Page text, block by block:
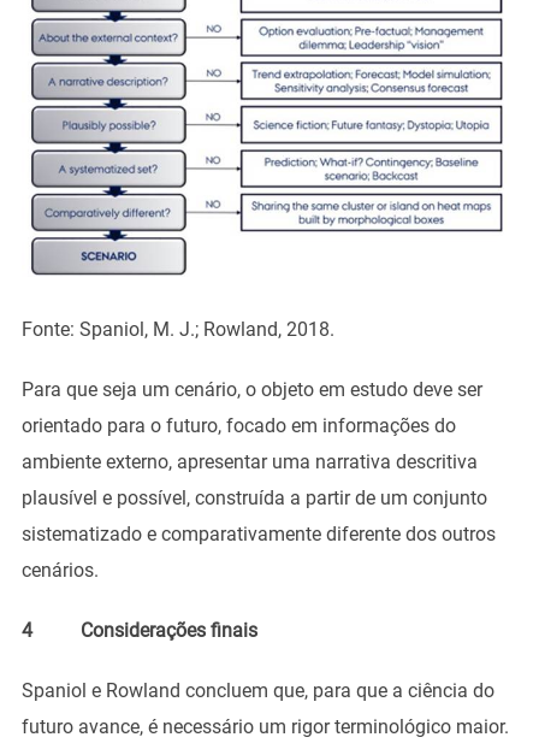
Fonte: Spaniol, M. J.; Rowland, 2018.
Para que seja um cenário, o objeto em estudo deve ser
orientado para o futuro, focado em informações do
ambiente externo, apresentar uma narrativa descritiva
plausível e possível, construída a partir de um conjunto
sistematizado e comparativamente diferente dos outros
cenários.
4 Considerações finais
Spaniol e Rowland concluem que, para que a ciência do
futuro avance, é necessário um rigor terminológico maior.